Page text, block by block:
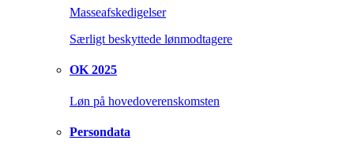
Masseafskedigelser
Særligt beskyttede lønmodtagere
OK 2025
Løn på hovedoverenskomsten
Persondata